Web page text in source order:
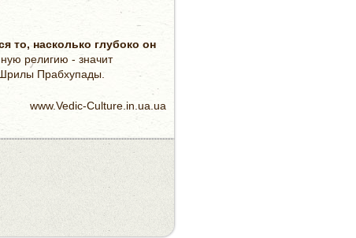
то, насколько глубоко он
религию - значит
Шрилы Прабхупады.
www.Vedic-Culture.in.ua.ua